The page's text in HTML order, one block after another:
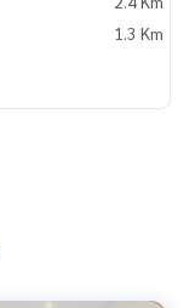
1.3 Km